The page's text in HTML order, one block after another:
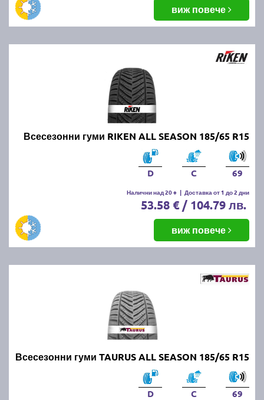
виж повече
Всесезонни гуми RIKEN ALL SEASON 185/65 R15
D C 69
Налични над 20 + | Доставка от 1 до 2 дни
53.58 € / 104.79 лв.
виж повече
Всесезонни гуми TAURUS ALL SEASON 185/65 R15
D C 69